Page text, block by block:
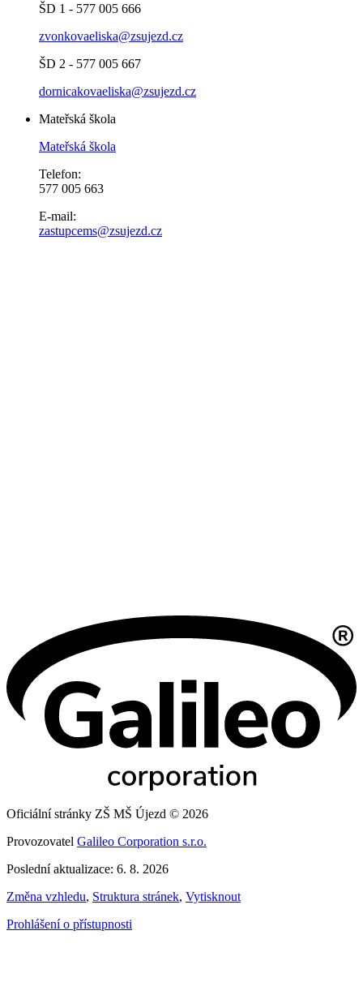
ŠD 1 - 577 005 666
zvonkovaeliska@zsujezd.cz
ŠD 2 - 577 005 667
dornicakovaeliska@zsujezd.cz
Mateřská škola
Mateřská škola
Telefon:
577 005 663
E-mail:
zastupcems@zsujezd.cz
Oficiální stránky ZŠ MŠ Újezd © 2026
Provozovatel Galileo Corporation s.r.o.
Poslední aktualizace: 6. 8. 2026
Změna vzhledu, Struktura stránek, Vytisknout
Prohlášení o přístupnosti